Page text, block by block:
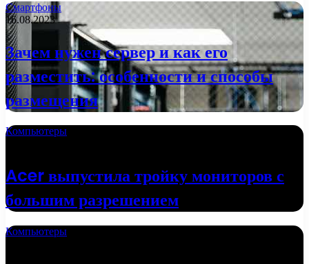
Смартфоны
16.08.2023
Зачем нужен сервер и как его
разместить: особенности и способы
размещения
Компьютеры
Acer выпустила тройку мониторов с
большим разрешением
Компьютеры